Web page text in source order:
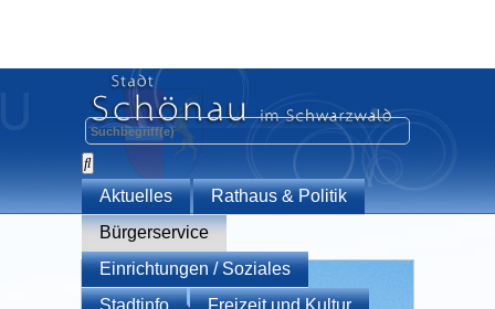
Aktuelles
Rathaus & Politik
Bürgerservice
Einrichtungen / Soziales
Stadtinfo
Freizeit und Kultur